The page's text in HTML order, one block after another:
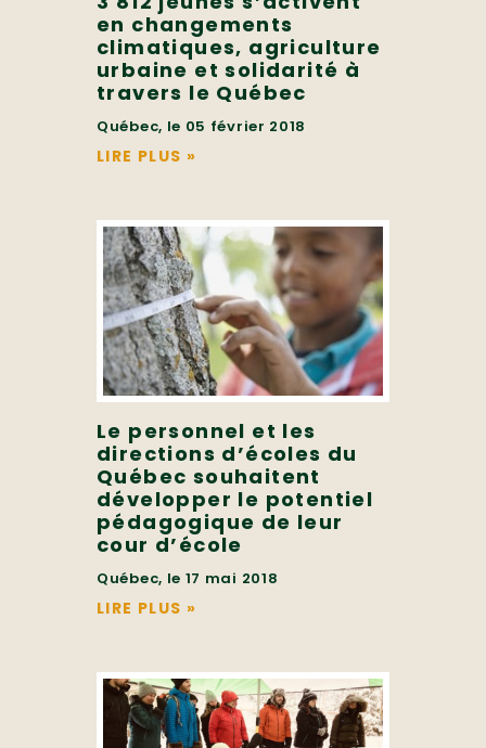
en changements
climatiques, agriculture
urbaine et solidarité à
travers le Québec
Québec, le 05 février 2018
LIRE PLUS »
Le personnel et les
directions d’écoles du
Québec souhaitent
développer le potentiel
pédagogique de leur
cour d’école
Québec, le 17 mai 2018
LIRE PLUS »